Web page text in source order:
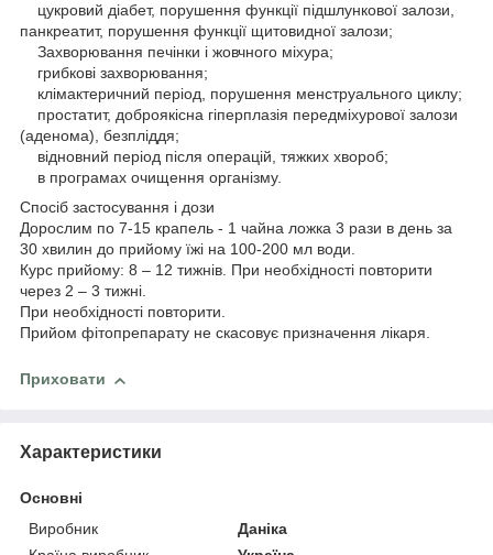
цукровий діабет, порушення функції підшлункової залози,
панкреатит, порушення функції щитовидної залози;
Захворювання печінки і жовчного міхура;
грибкові захворювання;
клімактеричний період, порушення менструального циклу;
простатит, доброякісна гіперплазія передміхурової залози
(аденома), безпліддя;
відновний період після операцій, тяжких хвороб;
в програмах очищення організму.
Спосіб застосування і дози
Дорослим по 7-15 крапель - 1 чайна ложка 3 рази в день за
30 хвилин до прийому їжі на 100-200 мл води.
Курс прийому: 8 – 12 тижнів. При необхідності повторити
через 2 – 3 тижні.
При необхідності повторити.
Прийом фітопрепарату не скасовує призначення лікаря.
Приховати
Характеристики
Основні
Виробник
Даніка